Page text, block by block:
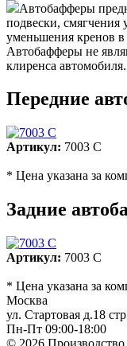
Автобафферы
подвески, смягчения
уменьшения кренов
Автобафферы не
клиренса автомобиля.
Передние
Артикул: 7003 C
* Цена указана за
Задние
Артикул: 7003 C
* Цена указана за
Москва
ул. Стартовая д.18
Пн-Пт 09:00-18:00